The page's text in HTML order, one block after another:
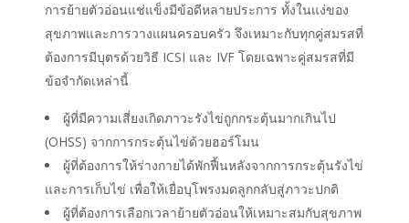
การย้ายตัวอ่อนแช่แข็งมีข้อดีหลายประการ ทั้งในแง่ของ
สุขภาพและการวางแผนครอบครัว จึงเหมาะกับทุกคู่สมรสที่
ต้องการมีบุตรด้วยวิธี ICSI และ IVF โดยเฉพาะคู่สมรสที่มี
ข้อจำกัดเหล่านี้
ผู้ที่มีความเสี่ยงเกิดภาวะรังไข่ถูกกระตุ้นมากเกินไป
(OHSS) จากการกระตุ้นไข่ด้วยฮอร์โมน
ผู้ที่ต้องการให้ร่างกายได้พักฟื้นหลังจากการกระตุ้นรังไข่
และการเก็บไข่ เพื่อให้เยื่อบุโพรงมดลูกกลับสู่ภาวะปกติ
ผู้ที่ต้องการเลือกเวลาย้ายตัวอ่อนให้เหมาะสมกับสุขภาพ